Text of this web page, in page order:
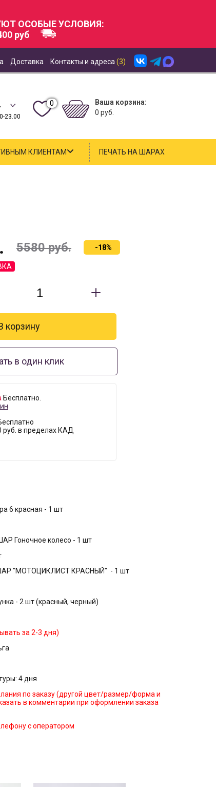
ОСОБЫЕ УСЛОВИЯ:
руб
Доставка Контакты и адреса (3)
23.00
0
Ваша корзина:
0 руб.
КЛИЕНТАМ ПЕЧАТЬ НА ШАРАХ
5580руб. -18%
в один клик
Бесплатно.
руб. в пределах КАД
6 красная - 1 шт
Гоночное колесо - 1 шт
"МОТОЦИКЛИСТ КРАСНЫЙ" - 1 шт
- 2 шт (красный, черный)
за 2-3 дня)
4 дня
по заказу (другой цвет/размер/форма и
в комментарии при оформлении заказа
с оператором